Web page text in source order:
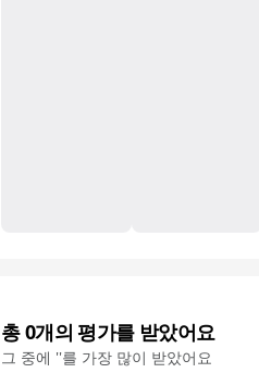
총0개의 평가를 받았어요
그 중에 ''를 가장 많이 받았어요